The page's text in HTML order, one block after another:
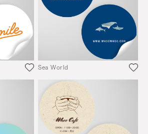
Sea World